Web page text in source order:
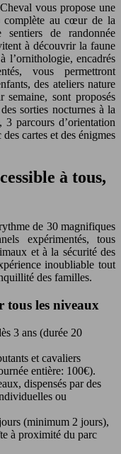
vous propose une
complète au cœur de la
de randonnée
à découvrir la faune
l’ornithologie, encadrés
vous permettront
des ateliers nature
semaine, sont proposés
sorties nocturnes à la
parcours d’orientation
cartes et des énigmes
à tous,
de 30 magnifiques
expérimentés, tous
et à la sécurité des
inoubliable tout
des familles.
tous les niveaux
3 ans (durée 20
et cavaliers
entière: 100€).
dispensés par des
ou
(minimum 2 jours),
à proximité du parc